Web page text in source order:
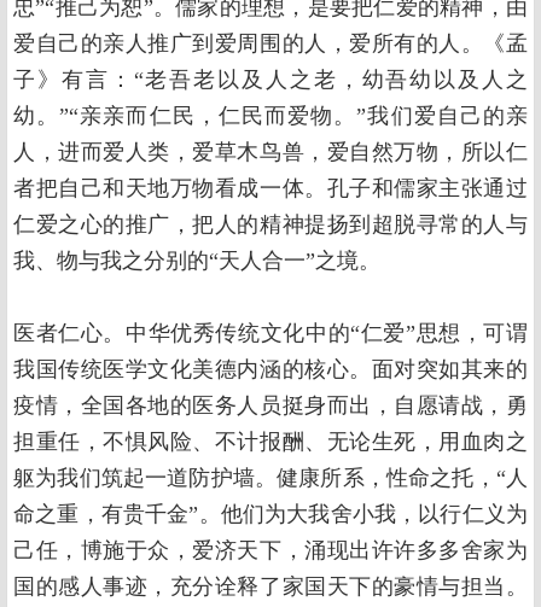
忠”“推己为恕”。儒家的理想，是要把仁爱的精神，由
爱自己的亲人推广到爱周围的人，爱所有的人。《孟
子》有言：“老吾老以及人之老，幼吾幼以及人之
幼。”“亲亲而仁民，仁民而爱物。”我们爱自己的亲
人，进而爱人类，爱草木鸟兽，爱自然万物，所以仁
者把自己和天地万物看成一体。孔子和儒家主张通过
仁爱之心的推广，把人的精神提扬到超脱寻常的人与
我、物与我之分别的“天人合一”之境。
医者仁心。中华优秀传统文化中的“仁爱”思想，可谓
我国传统医学文化美德内涵的核心。面对突如其来的
疫情，全国各地的医务人员挺身而出，自愿请战，勇
担重任，不惧风险、不计报酬、无论生死，用血肉之
躯为我们筑起一道防护墙。健康所系，性命之托，“人
命之重，有贵千金”。他们为大我舍小我，以行仁义为
己任，博施于众，爱济天下，涌现出许许多多舍家为
国的感人事迹，充分诠释了家国天下的豪情与担当。